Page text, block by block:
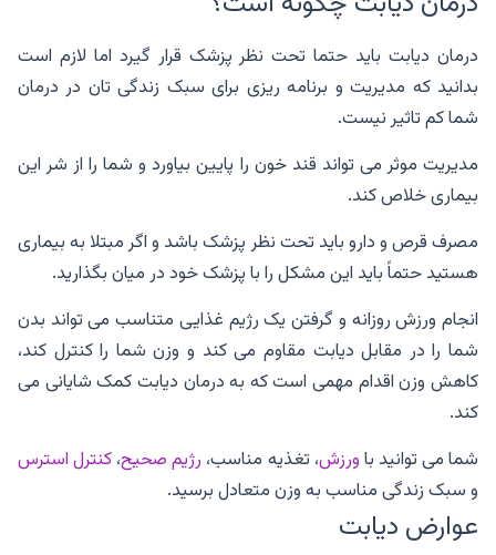
درمان دیابت باید حتما تحت نظر پزشک قرار گیرد اما لازم است
بدانید که مدیریت و برنامه ریزی برای سبک زندگی تان در درمان
شما کم تاثیر نیست.
مدیریت موثر می تواند قند خون را پایین بیاورد و شما را از شر این
بیماری خلاص کند.
مصرف قرص و دارو باید تحت نظر پزشک باشد و اگر مبتلا به بیماری
هستید حتماً باید این مشکل را با پزشک خود در میان بگذارید.
انجام ورزش روزانه و گرفتن یک رژیم غذایی متناسب می تواند بدن
شما را در مقابل دیابت مقاوم می کند و وزن شما را کنترل کند،
کاهش وزن اقدام مهمی است که به درمان دیابت کمک شایانی می
کند.
شما می توانید باورزش، تغذیه مناسب، رژیم صحیح،کنترل استرس
و سبک زندگی مناسب به وزن متعادل برسید.
عوارض دیابت